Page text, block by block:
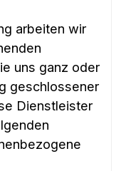
arbeiten wir
uns ganz oder
geschlossener
Dienstleister